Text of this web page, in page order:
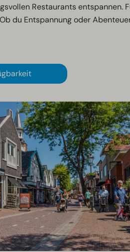
Restaurants entspannen.
du Entspannung oder